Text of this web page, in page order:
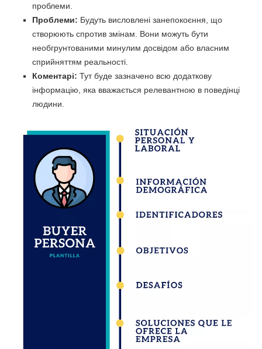
проблеми.
Проблеми: Будуть висловлені занепокоєння, що
створюють спротив змінам. Вони можуть бути
необгрунтованими минулим досвідом або власним
сприйняттям реальності.
Коментарі: Тут буде зазначено всю додаткову
інформацію, яка вважається релевантною в поведінці
людини.